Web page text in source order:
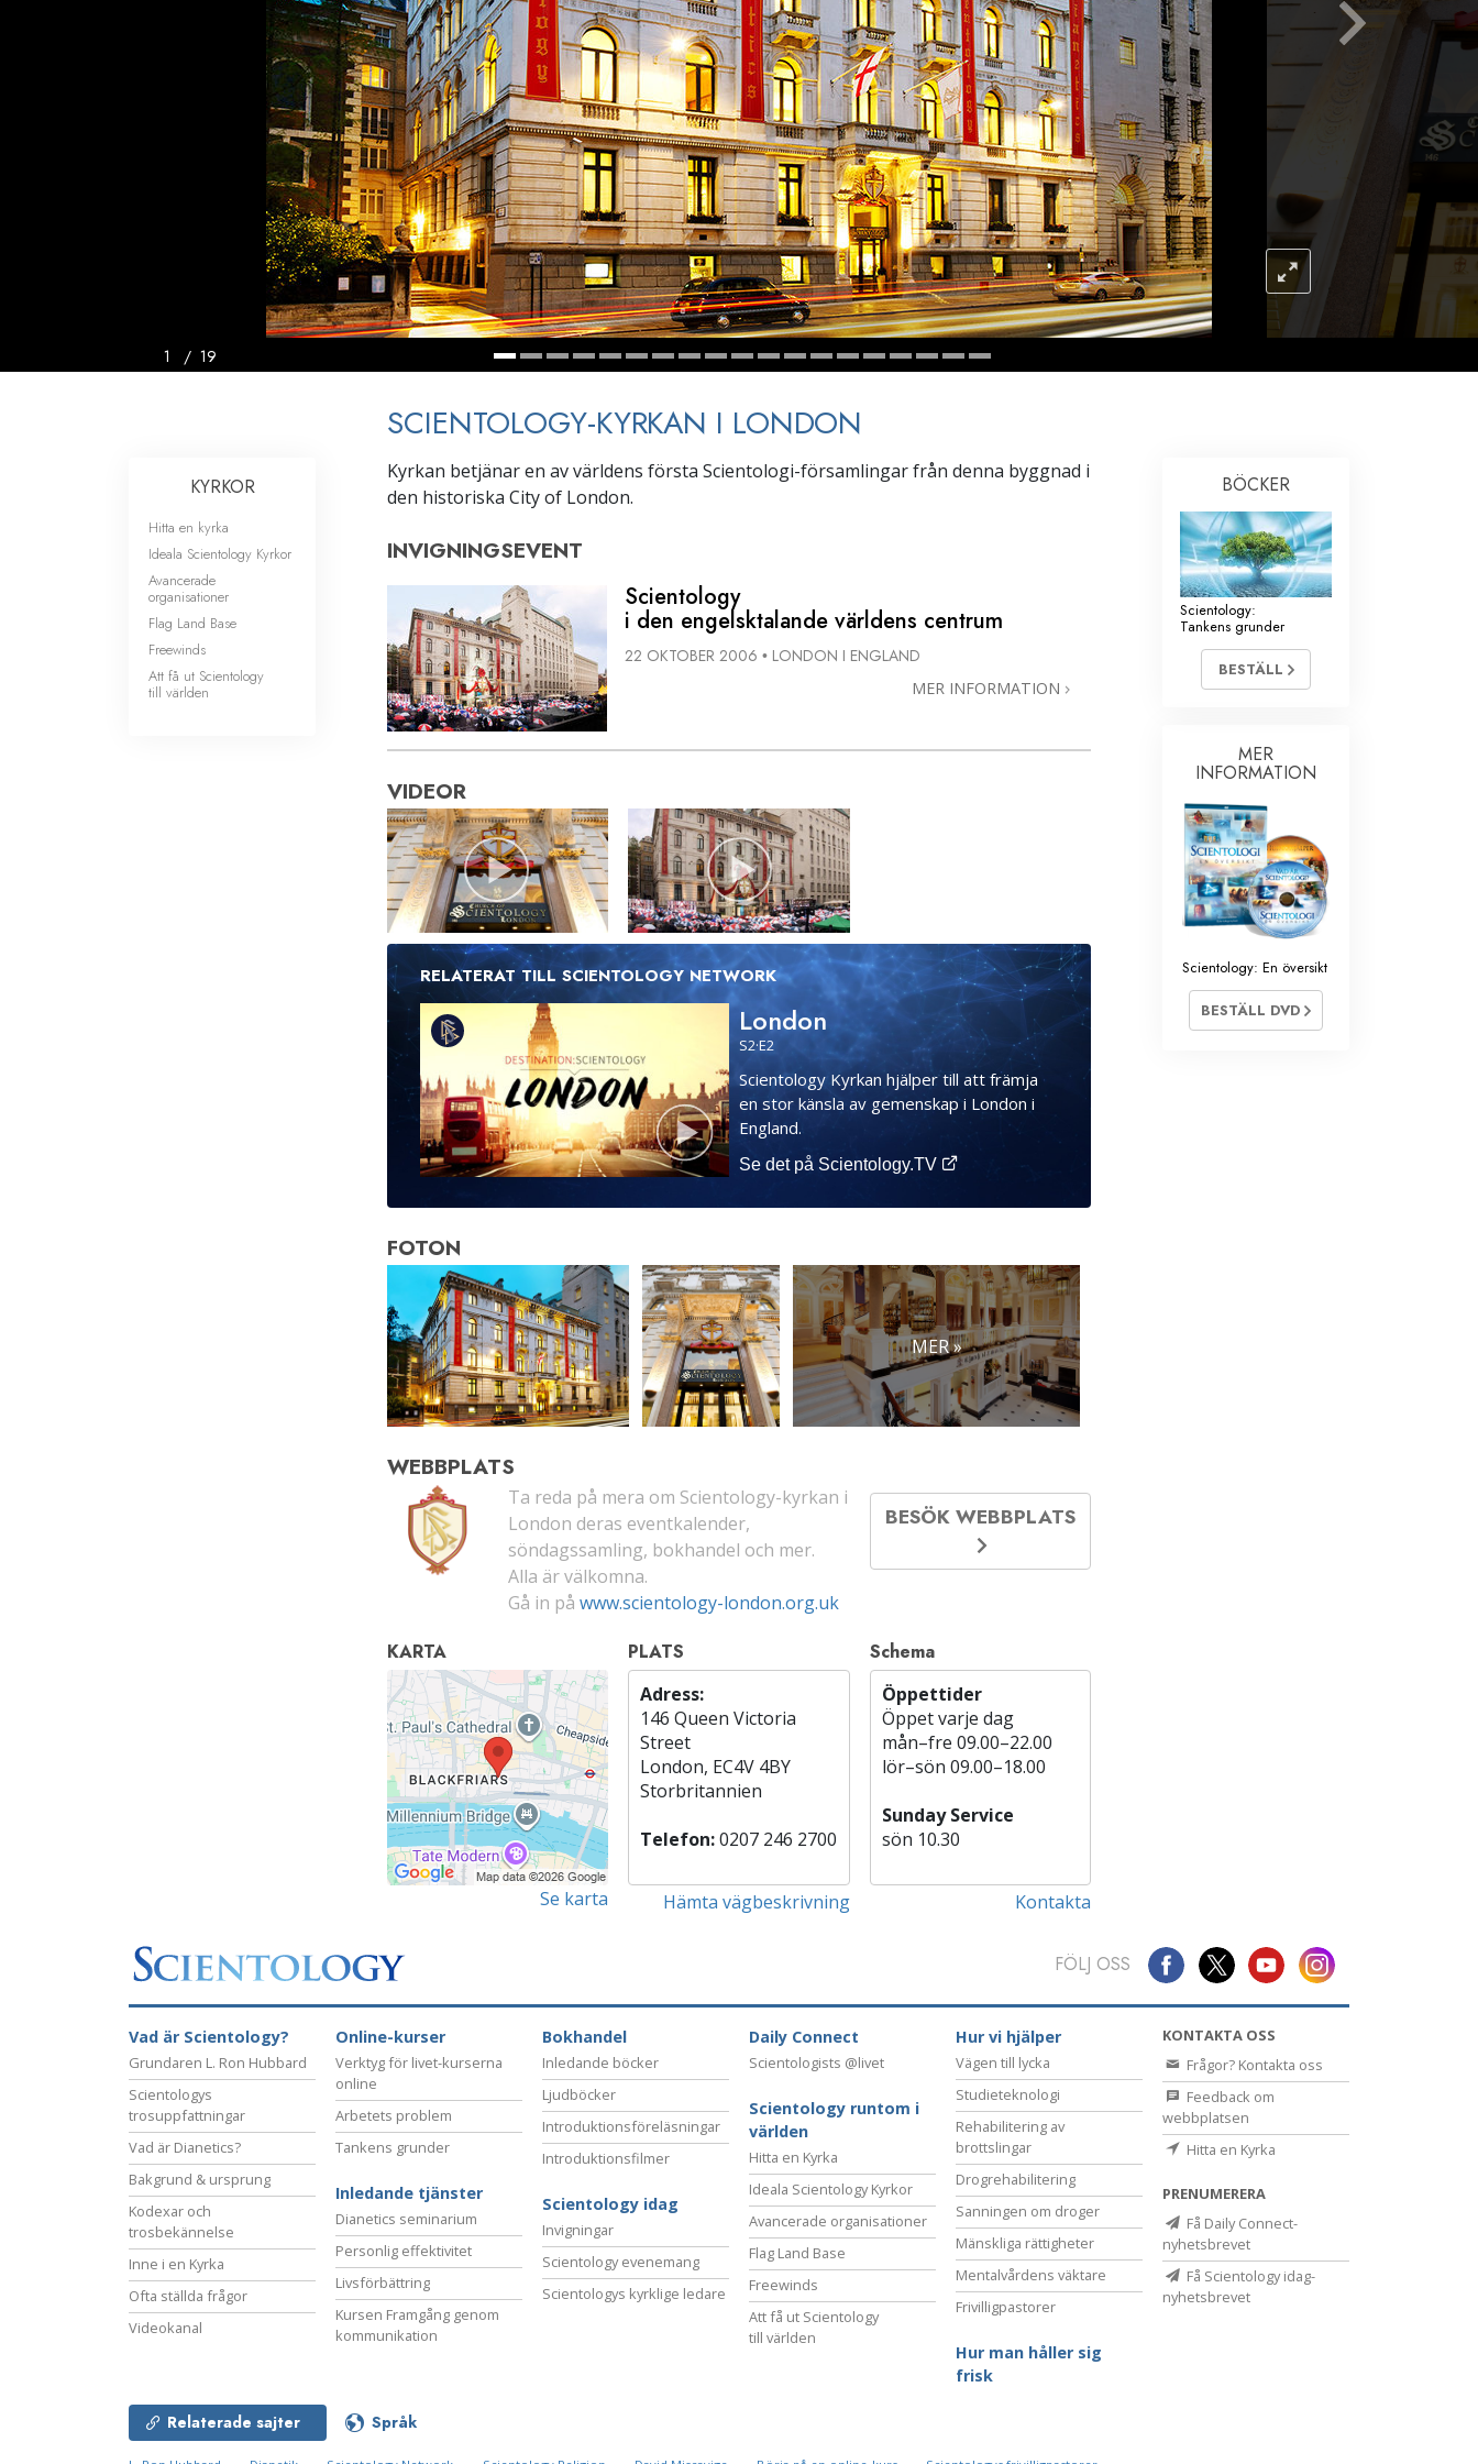
Barn
Verktyg för arbetslivet
Etik och tillstånden
Orsaken till undertryckande
Undersökningar
Organiseringens grunder
Grunderna i public relations
Targets och mål
1 / 19
SCIENTOLOGY-KYRKAN I LONDON
Kyrkan betjänar en av världens första Scientologi-församlingar från denna byggnad i
den historiska City of London.
INVIGNINGSEVENT
Scientology
i den engelsktalande världens centrum
22 OKTOBER 2006 • LONDON I ENGLAND
MER INFORMATION
VIDEOR
RELATERAT TILL SCIENTOLOGY NETWORK
London
S2·E2
Scientology Kyrkan hjälper till att främja
en stor känsla av gemenskap i London i
England.
Se det på Scientology.TV
FOTON
MER »
WEBBPLATS
Ta reda på mera om Scientology-kyrkan i
London deras eventkalender,
söndagssamling, bokhandel och mer.
Alla är välkomna.
Gå in på www.scientology-london.org.uk
BESÖK WEBBPLATS
KARTA
Se karta
PLATS
Adress:
146 Queen Victoria
Street
London, EC4V 4BY
Storbritannien
Telefon:0207 246 2700
Hämta vägbeskrivning
Schema
Öppettider
Öppet varje dag
mån–fre 09.00–22.00
lör–sön 09.00–18.00
Sunday Service
sön 10.30
Kontakta
KYRKOR
Hitta en kyrka
Ideala Scientology Kyrkor
Avancerade
organisationer
Flag Land Base
Freewinds
Att få ut Scientology
till världen
BÖCKER
Scientology:
Tankens grunder
BESTÄLL
MER
INFORMATION
Scientology: En översikt
BESTÄLL DVD
FÖLJ OSS
Vad är Scientology?
Grundaren L. Ron Hubbard
Scientologys
trosuppfattningar
Vad är Dianetics?
Bakgrund & ursprung
Kodexar och
trosbekännelse
Inne i en Kyrka
Ofta ställda frågor
Videokanal
Online-kurser
Verktyg för livet-kurserna
online
Arbetets problem
Tankens grunder
Inledande tjänster
Dianetics seminarium
Personlig effektivitet
Livsförbättring
Kursen Framgång genom
kommunikation
Bokhandel
Inledande böcker
Ljudböcker
Introduktionsföreläsningar
Introduktionsfilmer
Scientology idag
Invigningar
Scientology evenemang
Scientologys kyrklige ledare
Daily Connect
Scientologists @livet
Scientology runtom i
världen
Hitta en Kyrka
Ideala Scientology Kyrkor
Avancerade organisationer
Flag Land Base
Freewinds
Att få ut Scientology
till världen
Hur vi hjälper
Vägen till lycka
Studieteknologi
Rehabilitering av
brottslingar
Drogrehabilitering
Sanningen om droger
Mänskliga rättigheter
Mentalvårdens väktare
Frivilligpastorer
Hur man håller sig
frisk
KONTAKTA OSS
Frågor? Kontakta oss
Feedback om
webbplatsen
Hitta en Kyrka
PRENUMERERA
Få Daily Connect-
nyhetsbrevet
Få Scientology idag-
nyhetsbrevet
Relaterade sajter Språk